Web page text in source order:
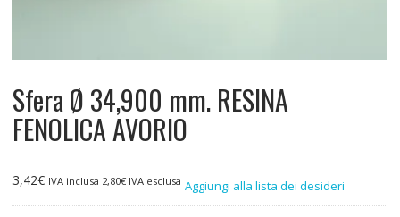
Sfera Ø 34,900 mm. RESINA
FENOLICA AVORIO
3,42€ IVA inclusa 2,80€IVA esclusa Aggiungi alla lista dei desideri